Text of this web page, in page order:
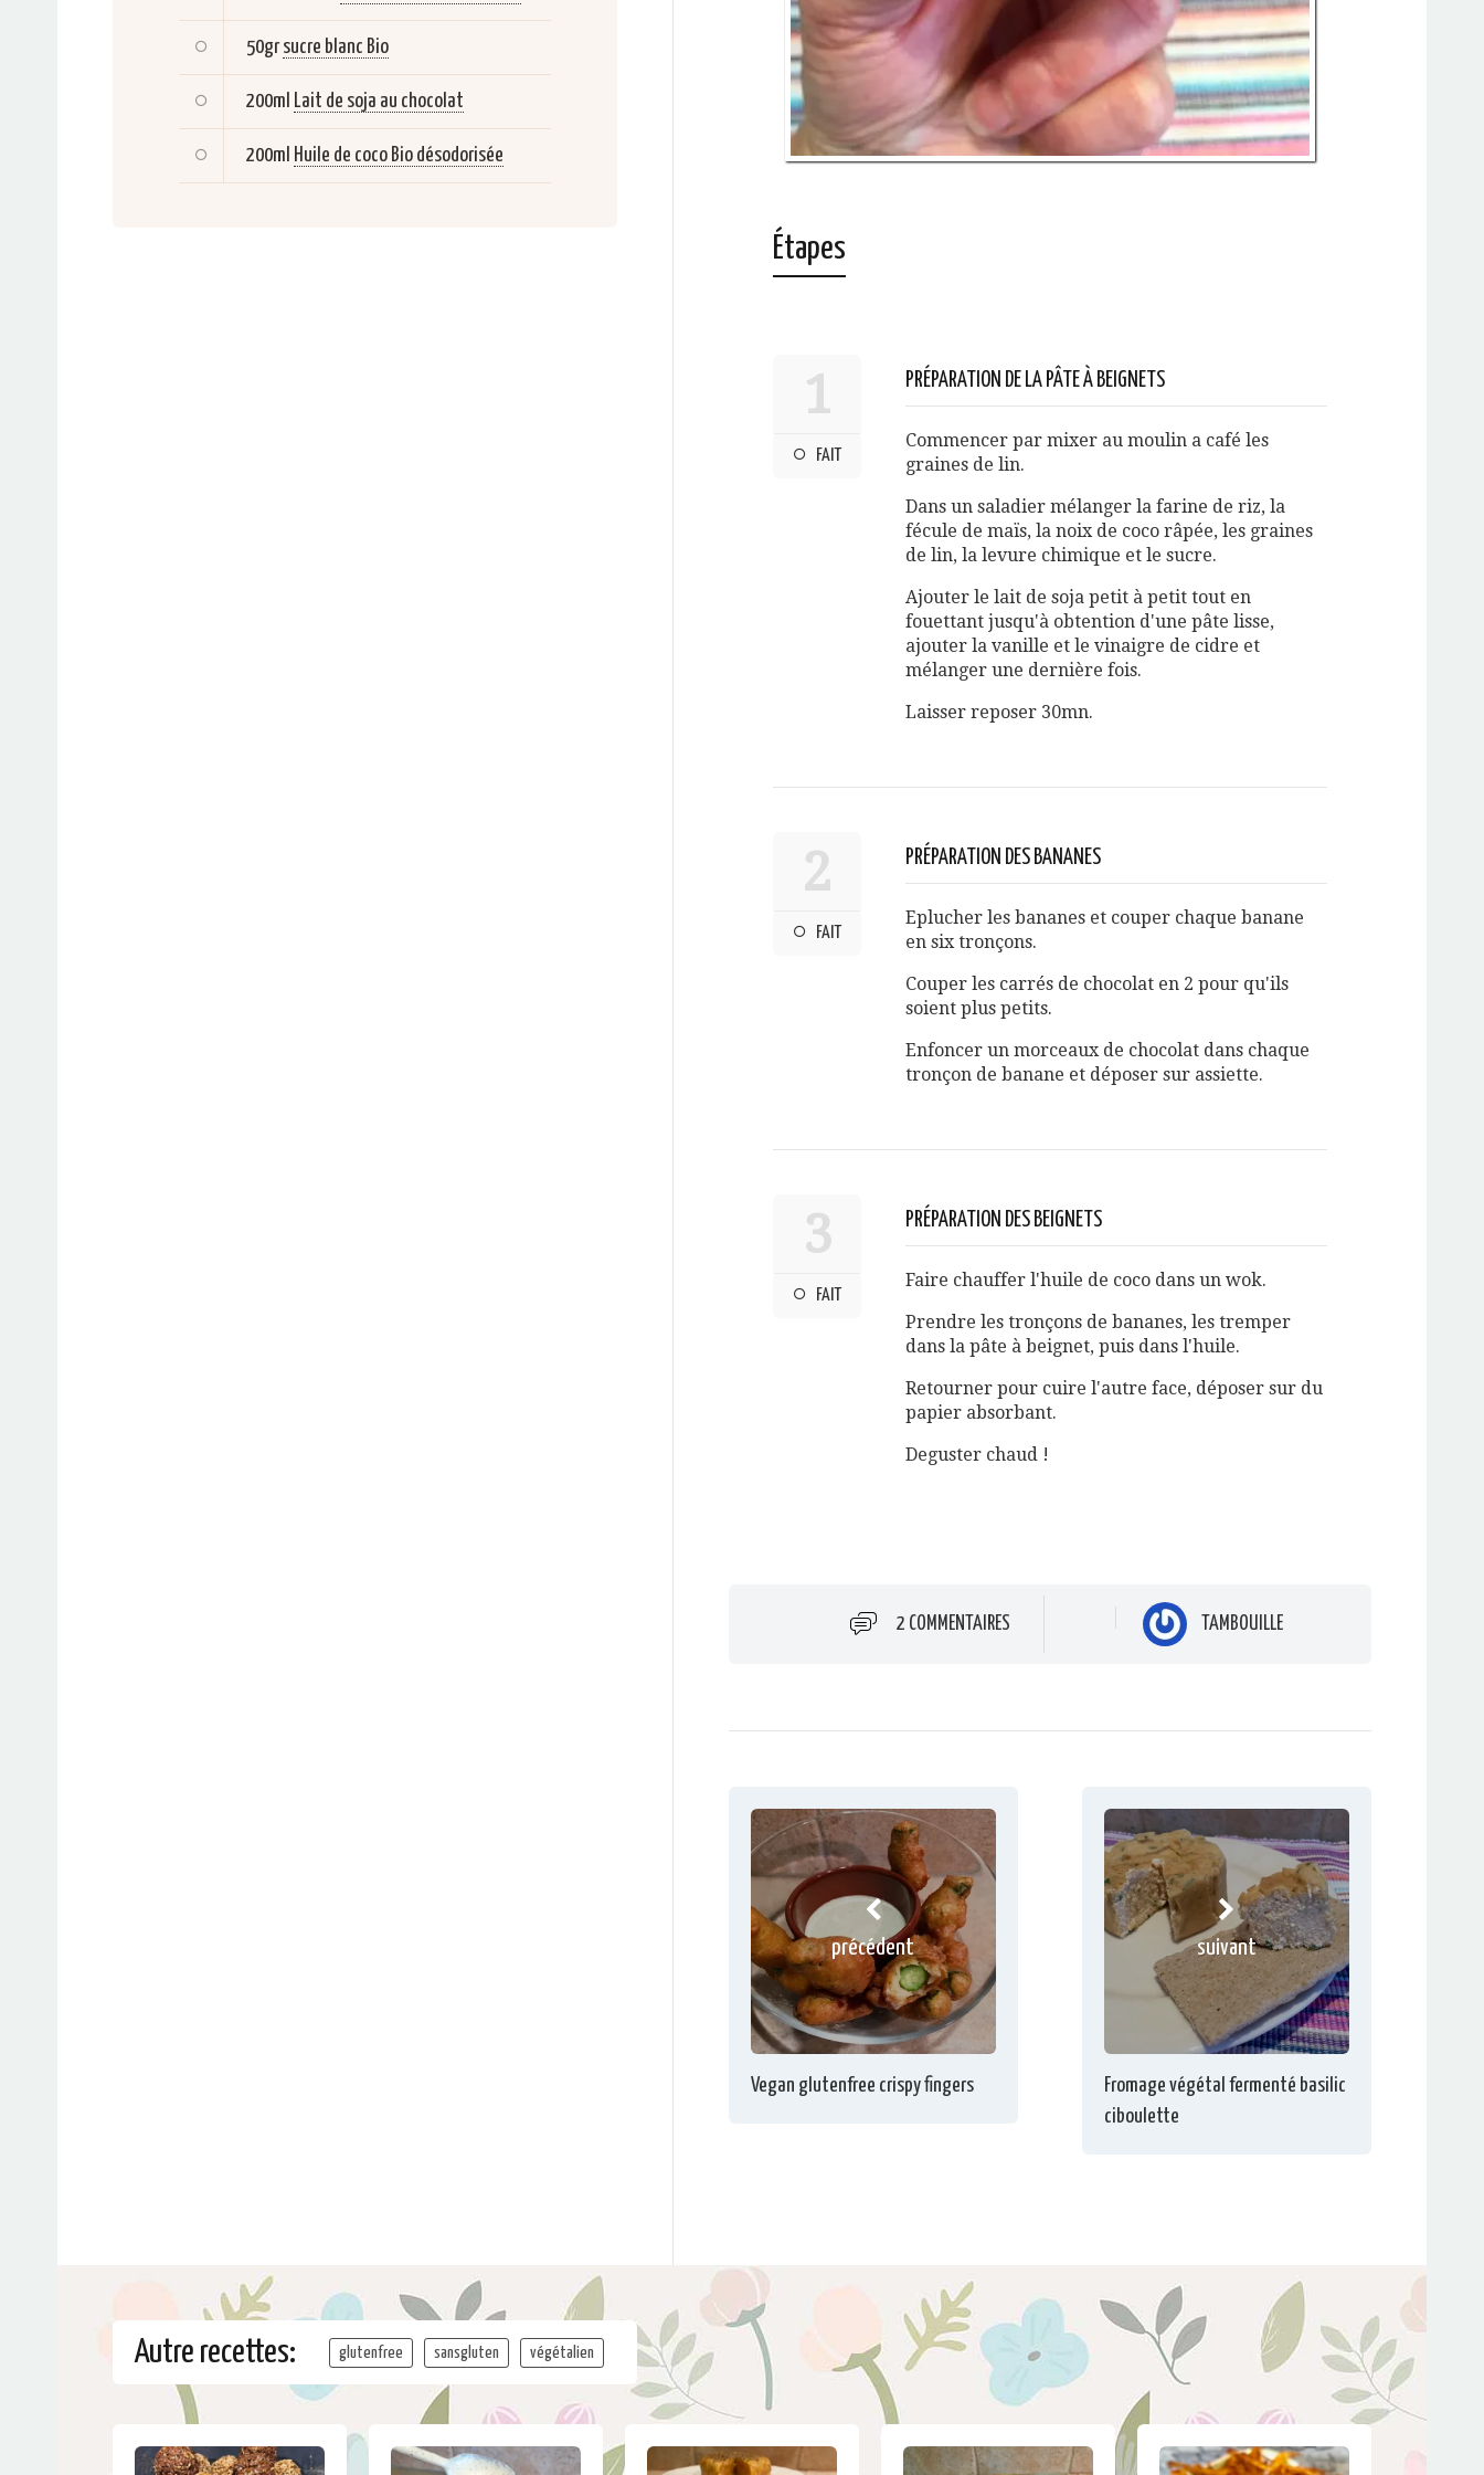
50gr sucre blanc Bio
200ml Lait de soja au chocolat
200ml Huile de coco Bio désodorisée
Étapes
1
FAIT
PRÉPARATION DE LA PÂTE À BEIGNETS
Commencer par mixer au moulin a café les
graines de lin.
Dans un saladier mélanger la farine de riz, la
fécule de maïs, la noix de coco râpée, les graines
de lin, la levure chimique et le sucre.
Ajouter le lait de soja petit à petit tout en
fouettant jusqu'à obtention d'une pâte lisse,
ajouter la vanille et le vinaigre de cidre et
mélanger une dernière fois.
Laisser reposer 30mn.
2
FAIT
PRÉPARATION DES BANANES
Eplucher les bananes et couper chaque banane
en six tronçons.
Couper les carrés de chocolat en 2 pour qu'ils
soient plus petits.
Enfoncer un morceaux de chocolat dans chaque
tronçon de banane et déposer sur assiette.
3
FAIT
PRÉPARATION DES BEIGNETS
Faire chauffer l'huile de coco dans un wok.
Prendre les tronçons de bananes, les tremper
dans la pâte à beignet, puis dans l'huile.
Retourner pour cuire l'autre face, déposer sur du
papier absorbant.
Deguster chaud !
2 COMMENTAIRES TAMBOUILLE
précédent
Vegan glutenfree crispy fingers
suivant
Fromage végétal fermenté basilic
ciboulette
Autre recettes: glutenfree sansgluten végétalien